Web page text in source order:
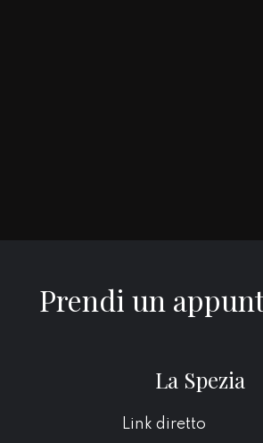
Prendi un
La Spezia
Link diretto